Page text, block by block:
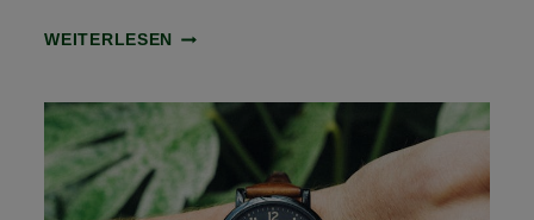
WEITERLESEN
KOOPERATION
WEDDIG
VON
SMARTREITER
—
NEUE